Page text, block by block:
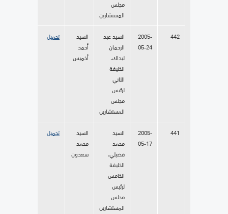
مجلس
المستشارين
442
2005-
05-24
السيد عبد
الرحمان
لبداك،
الخليفة
الثاني
لرئيس
مجلس
المستشارين
السيد
أحمد
أخميس
تحميل
441
2005-
05-17
السيد
محمد
فضيلي،
الخليفة
الخامس
لرئيس
مجلس
المستشارين
السيد
محمد
سعدون
تحميل